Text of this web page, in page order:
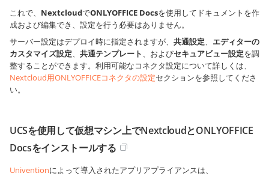
これで、 NextcloudでONLYOFFICE Docsを使用してドキュメントを作
成および編集でき、設定を行う必要はありません。
サーバー設定はデプロイ時に指定されますが、 共通設定、 エディターの
カスタマイズ設定、 共通テンプレート、およびセキュアビュー設定を調
整することができます。利用可能なコネクタ設定について詳しくは、
Nextcloud用ONLYOFFICEコネクタの設定セクションを参照してくださ
い。
UCSを使用して仮想マシン上でNextcloudとONLYOFFICE
Docsをインストールする
Univentionによって導入されたアプリアプライアンスは、